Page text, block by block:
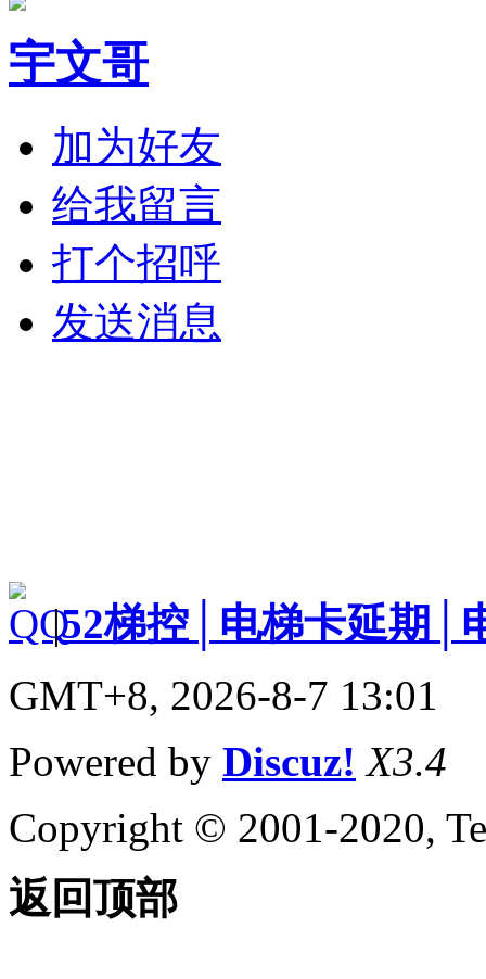
宇文哥
加为好友
给我留言
打个招呼
发送消息
|52梯控│电梯卡延期│
GMT+8, 2026-8-7 13:01
Powered by Discuz! X3.4
Copyright © 2001-2020,
返回顶部